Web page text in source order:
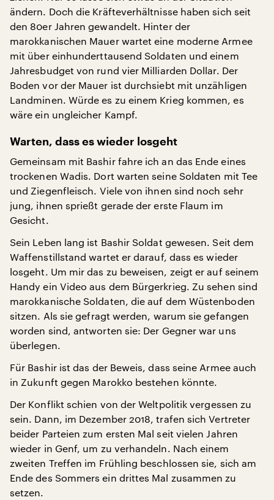
ändern. Doch die Kräfteverhältnisse haben sich seit
den 80er Jahren gewandelt. Hinter der
marokkanischen Mauer wartet eine moderne Armee
mit über einhunderttausend Soldaten und einem
Jahresbudget von rund vier Milliarden Dollar. Der
Boden vor der Mauer ist durchsiebt mit unzähligen
Landminen. Würde es zu einem Krieg kommen, es
wäre ein ungleicher Kampf.
Warten, dass es wieder losgeht
Gemeinsam mit Bashir fahre ich an das Ende eines
trockenen Wadis. Dort warten seine Soldaten mit Tee
und Ziegenfleisch. Viele von ihnen sind noch sehr
jung, ihnen sprießt gerade der erste Flaum im
Gesicht.
Sein Leben lang ist Bashir Soldat gewesen. Seit dem
Waffenstillstand wartet er darauf, dass es wieder
losgeht. Um mir das zu beweisen, zeigt er auf seinem
Handy ein Video aus dem Bürgerkrieg. Zu sehen sind
marokkanische Soldaten, die auf dem Wüstenboden
sitzen. Als sie gefragt werden, warum sie gefangen
worden sind, antworten sie: Der Gegner war uns
überlegen.
Für Bashir ist das der Beweis, dass seine Armee auch
in Zukunft gegen Marokko bestehen könnte.
Der Konflikt schien von der Weltpolitik vergessen zu
sein. Dann, im Dezember 2018, trafen sich Vertreter
beider Parteien zum ersten Mal seit vielen Jahren
wieder in Genf, um zu verhandeln. Nach einem
zweiten Treffen im Frühling beschlossen sie, sich am
Ende des Sommers ein drittes Mal zusammen zu
setzen.